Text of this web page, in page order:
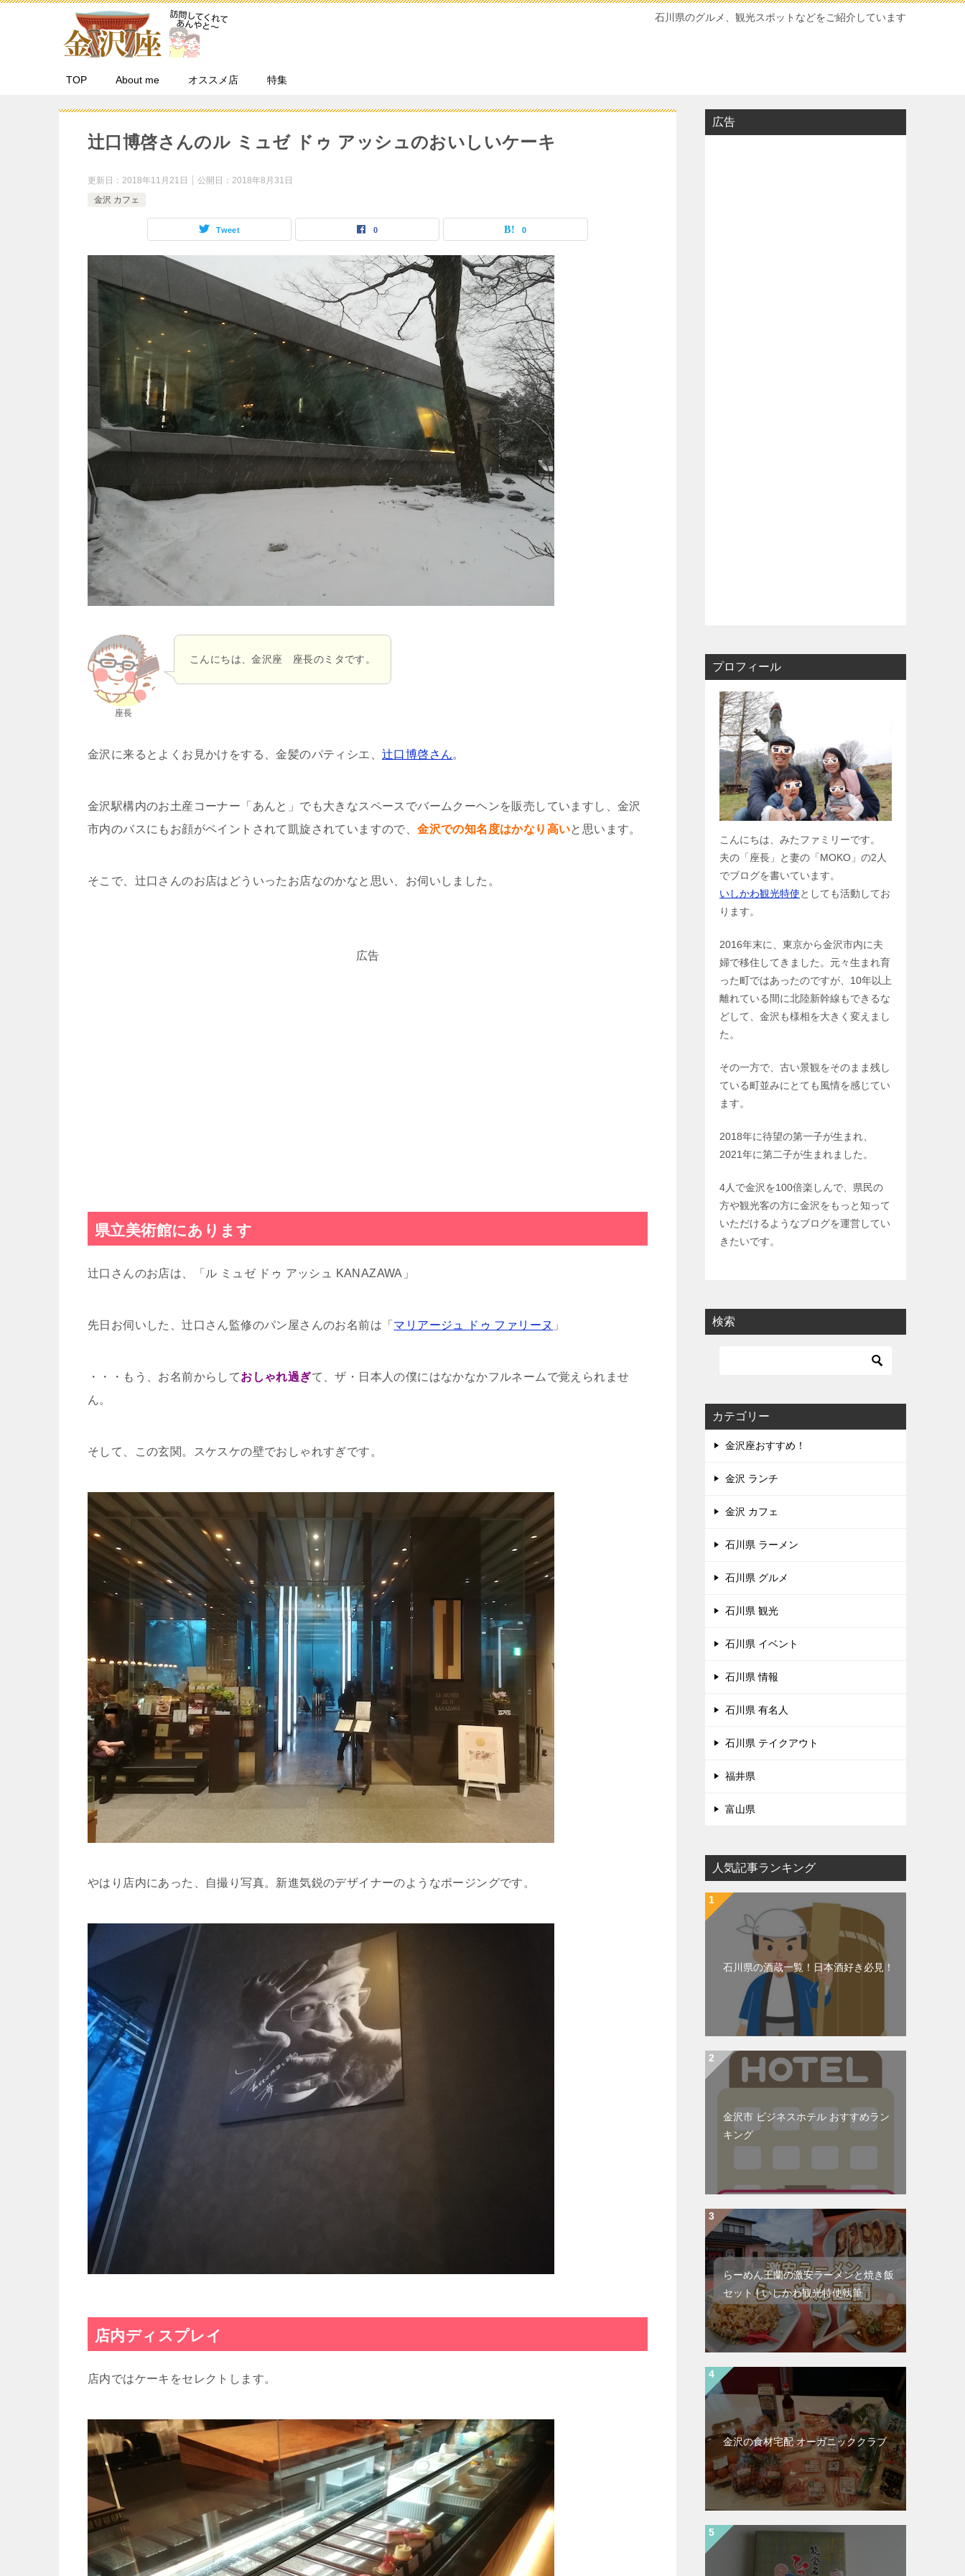
石川県のグルメ、観光スポットなどをご紹介しています
TOP About me オススメ店 特集
辻口博啓さんのル ミュゼ ドゥ アッシュのおいしいケーキ
更新日： 2018年11月21日 公開日： 2018年8月31日
金沢 カフェ
Tweet 0 0
座長
こんにちは、金沢座 座長のミタです。
金沢に来るとよくお見かけをする、金髪のパティシエ、 辻口博啓さん。
金沢駅構内のお土産コーナー「あんと」でも大きなスペースでバームクーヘンを販売していますし、金沢
市内のバスにもお顔がペイントされて凱旋されていますので、金沢での知名度はかなり高いと思います。
そこで、辻口さんのお店はどういったお店なのかなと思い、お伺いしました。
広告
県立美術館にあります
辻口さんのお店は、「ル ミュゼ ドゥ アッシュ KANAZAWA」
先日お伺いした、辻口さん監修のパン屋さんのお名前は「 マリアージュ ドゥ ファリーヌ 」
・・・もう、お名前からしておしゃれ過ぎて、ザ・日本人の僕にはなかなかフルネームで覚えられませ
ん。
そして、この玄関。スケスケの壁でおしゃれすぎです。
やはり店内にあった、自撮り写真。新進気鋭のデザイナーのようなポージングです。
店内ディスプレイ
店内ではケーキをセレクトします。
広告
プロフィール
こんにちは、みたファミリーです。
夫の「座長」と妻の「MOKO」の2人
でブログを書いています。
いしかわ観光特使としても活動してお
ります。
2016年末に、東京から金沢市内に夫
婦で移住してきました。元々生まれ育
った町ではあったのですが、10年以上
離れている間に北陸新幹線もできるな
どして、金沢も様相を大きく変えまし
た。
その一方で、古い景観をそのまま残し
ている町並みにとても風情を感じてい
ます。
2018年に待望の第一子が生まれ、
2021年に第二子が生まれました。
4人で金沢を100倍楽しんで、県民の
方や観光客の方に金沢をもっと知って
いただけるようなブログを運営してい
きたいです。
検索
カテゴリー
金沢座おすすめ！
金沢 ランチ
金沢 カフェ
石川県 ラーメン
石川県 グルメ
石川県 観光
石川県 イベント
石川県 情報
石川県 有名人
石川県 テイクアウト
福井県
富山県
人気記事ランキング
石川県の酒蔵一覧！日本酒好き必見！
金沢市 ビジネスホテル おすすめラン
キング
らーめん王蘭の激安ラーメンと焼き飯
セット | いしかわ観光特使執筆
金沢の食材宅配 オーガニッククラブ